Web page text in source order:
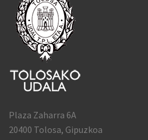
Plaza Zaharra 6A
20400 Tolosa, Gipuzkoa